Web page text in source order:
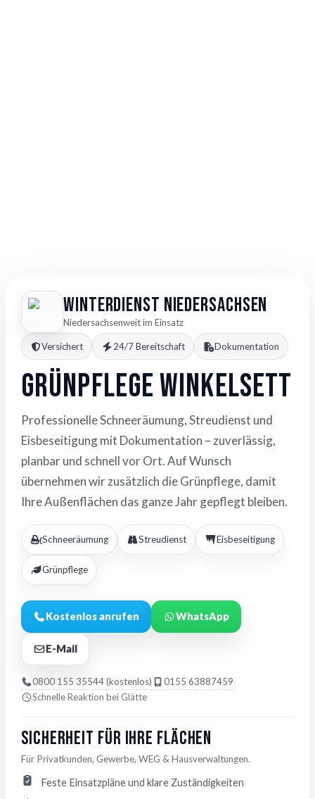
Winterdienst Niedersachsen
Niedersachsenweit im Einsatz
Versichert 24/7 Bereitschaft Dokumentation
Grünpflege Winkelsett
Professionelle Schneeräumung, Streudienst und
Eisbeseitigung mit Dokumentation – zuverlässig,
planbar und schnell vor Ort. Auf Wunsch
übernehmen wir zusätzlich die Grünpflege, damit
Ihre Außenflächen das ganze Jahr gepflegt bleiben.
Schneeräumung Streudienst Eisbeseitigung
Grünpflege
Kostenlos anrufen WhatsApp
E-Mail
0800 155 35544 (kostenlos)
0155 63887459
Schnelle Reaktion bei Glätte
Sicherheit für Ihre Flächen
Für Privatkunden, Gewerbe, WEG & Hausverwaltungen.
Feste Einsatzpläne und klare Zuständigkeiten